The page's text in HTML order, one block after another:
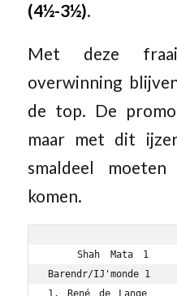
(4½-3½).
Met deze
overwinning
de top. De
maar met dit
smaldeel
komen.
   Shah Mata 1             1886 -
Barendr/IJ'monde 1